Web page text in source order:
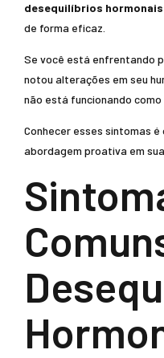
desequilíbrios hormonais
de forma eficaz.
Se você está enfrentando
notou alterações em seu
não está funcionando como
Conhecer esses sintomas
abordagem proativa em sua